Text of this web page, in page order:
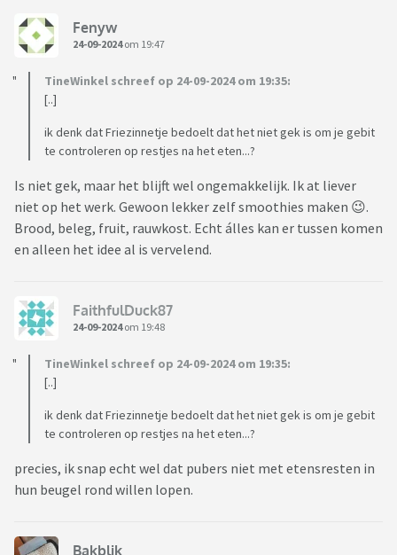
Fenyw
24-09-2024om 19:47
TineWinkel schreef op 24-09-2024 om 19:35:
[..]
ik denk dat Friezinnetje bedoelt dat het niet gek is om je gebit
te controleren op restjes na het eten...?
Is niet gek, maar het blijft wel ongemakkelijk. Ik at liever
niet op het werk. Gewoon lekker zelf smoothies maken 😉.
Brood, beleg, fruit, rauwkost. Echt álles kan er tussen komen
en alleen het idee al is vervelend.
FaithfulDuck87
24-09-2024om 19:48
TineWinkel schreef op 24-09-2024 om 19:35:
[..]
ik denk dat Friezinnetje bedoelt dat het niet gek is om je gebit
te controleren op restjes na het eten...?
precies, ik snap echt wel dat pubers niet met etensresten in
hun beugel rond willen lopen.
Bakblik